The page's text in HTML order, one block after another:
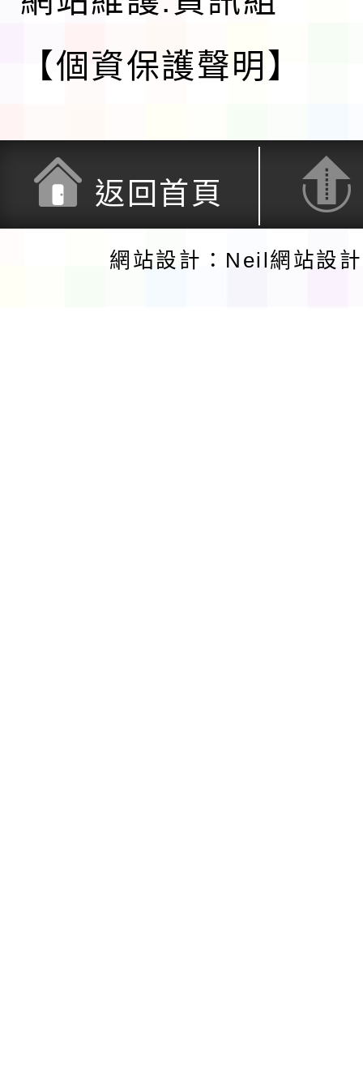
【個資保護聲明】
返回首頁
網站設計：Neil網站設